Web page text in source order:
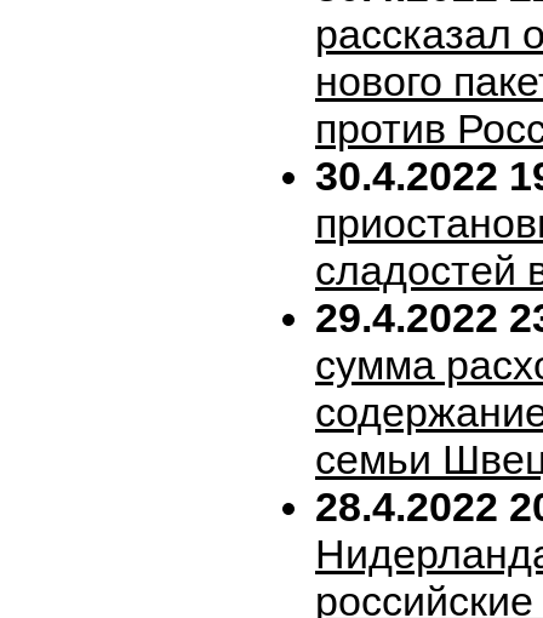
рассказал
нового
против
30.4.2022
сладостей
29.4.2022
сумма
семьи
28.4.2022